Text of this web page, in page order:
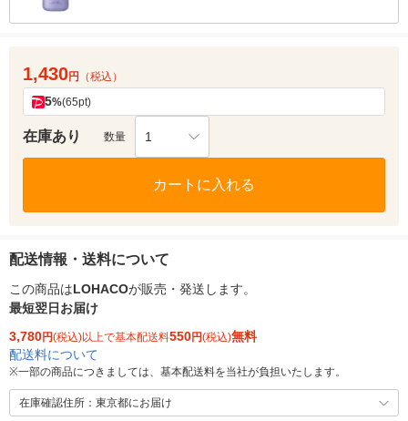
1,430円 （税込）
5%(65pt)
在庫あり 数量 1
カートに入れる
配送情報・送料について
この商品はLOHACOが販売・発送します。
最短翌日お届け
3,780円(税込)以上で基本配送料550円(税込)無料
配送料について
※一部の商品につきましては、基本配送料を当社が負担いたします。
在庫確認住所：東京都にお届け